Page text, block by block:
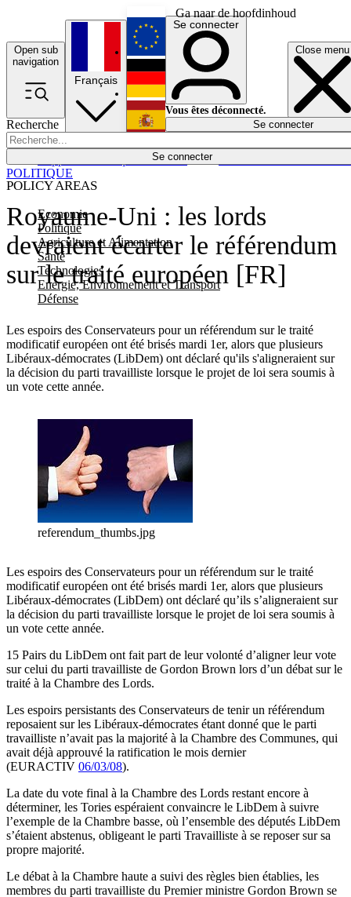
Ga naar de hoofdinhoud
Open sub
navigation
Close menu
Recherche
Se connecter
POLICY AREAS
Economie
Politique
Agriculture et Alimentation
Santé
Technologies
Energie, Environnement et Transport
Défense
Économie
Français
English
Deutsch
Español
Se connecter
Vous êtes déconnecté.
Se connecter
Royaume-Uni : les lords
devraient écarter le référendum
sur le traité européen [FR]
Les espoirs des Conservateurs pour un référendum sur le traité
modificatif européen ont été brisés mardi 1er, alors que plusieurs
Libéraux-démocrates (LibDem) ont déclaré qu'ils s'aligneraient sur
la décision du parti travailliste lorsque le projet de loi sera soumis à
un vote cette année.
POLITIQUE
referendum_thumbs.jpg
Les espoirs des Conservateurs pour un référendum sur le traité
modificatif européen ont été brisés mardi 1er, alors que plusieurs
Libéraux-démocrates (LibDem) ont déclaré qu’ils s’aligneraient sur
la décision du parti travailliste lorsque le projet de loi sera soumis à
un vote cette année.
15 Pairs du LibDem ont fait part de leur volonté d’aligner leur vote
sur celui du parti travailliste de Gordon Brown lors d’un débat sur le
traité à la Chambre des Lords.
Les espoirs persistants des Conservateurs de tenir un référendum
reposaient sur les Libéraux-démocrates étant donné que le parti
travailliste n’avait pas la majorité à la Chambre des Communes, qui
avait déjà approuvé la ratification le mois dernier
(EURACTIV 06/03/08).
La date du vote final à la Chambre des Lords restant encore à
déterminer, les Tories espéraient convaincre le LibDem à suivre
l’exemple de la Chambre basse, où l’ensemble des députés LibDem
s’étaient abstenus, obligeant le parti Travailliste à se reposer sur sa
propre majorité.
Le débat à la Chambre haute a suivi des règles bien établies, les
membres du parti travailliste du Premier ministre Gordon Brown se